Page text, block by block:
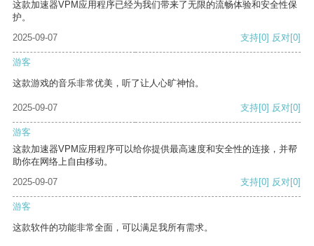
这款加速器VPM应用程序已经为我们带来了无限的流畅体验和安全性保
护。
2025-09-07
支持[0] 反对[0]
游客
这款游戏的音乐非常优美，听了让人心旷神怡。
2025-09-07 支持[0] 反对[0]
游客
这款加速器VPM应用程序可以给你提供最高速度和安全性的连接，并帮
助你在网络上自由移动。
2025-09-07
支持[0] 反对[0]
游客
这款软件的功能非常全面，可以满足我所有需求。